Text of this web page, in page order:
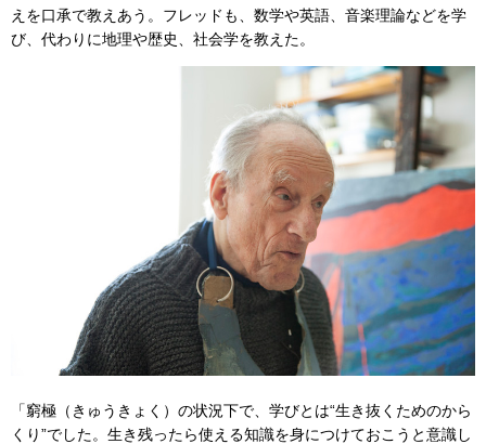
えを口承で教えあう。フレッドも、数学や英語、音楽理論などを学
び、代わりに地理や歴史、社会学を教えた。
「窮極（きゅうきょく）の状況下で、学びとは“生き抜くためのから
くり”でした。生き残ったら使える知識を身につけておこうと意識し